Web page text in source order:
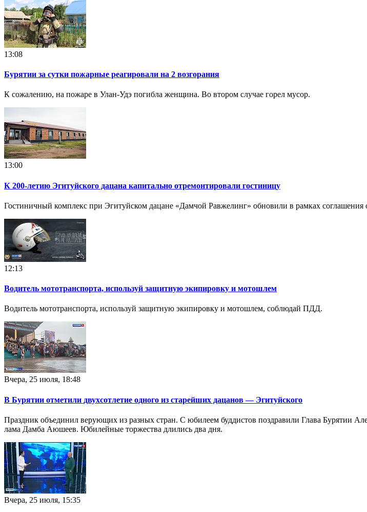
13:08
Бурятии за сутки пожарные реагировали на 2 возгорания
К сожалению, на пожаре в Улан-Удэ погибла женщина. Во втором случае горел мусор.
13:00
К 200-летию Эгитуйского дацана капитально отремонтировали гостиницу
Гостиничный комплекс при Эгитуйском дацане «Дамчой Равжелинг» обновили в рамках
12:13
Водитель мототранспорта, используй защитную экипировку и мотошлем
Водитель мототранспорта, используй защитную экипировку и мотошлем, соблюдай ПДД.
Вчера, 25 июля, 18:48
В Бурятии отметили двухсотлетие одного из старейших дацанов — Эгитуйского
Праздник объединил верующих из разных стран. С юбилеем буддистов поздравили Глава Бурятии
лама Дамба Аюшеев. Юбилейные торжества длились два дня.
Вчера, 25 июля, 15:35